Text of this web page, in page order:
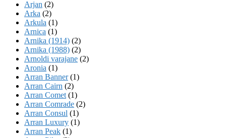
Arjan (2)
Arka (2)
Arkula (1)
Arnica (1)
Arnika (1914) (2)
Arnika (1988) (2)
Arnoldi varajane (2)
Aronia (1)
Arran Banner(1)
Arran Cairn (2)
Arran Comet (1)
Arran Comrade (2)
Arran Consul (1)
Arran Luxury (1)
Arran Peak (1)